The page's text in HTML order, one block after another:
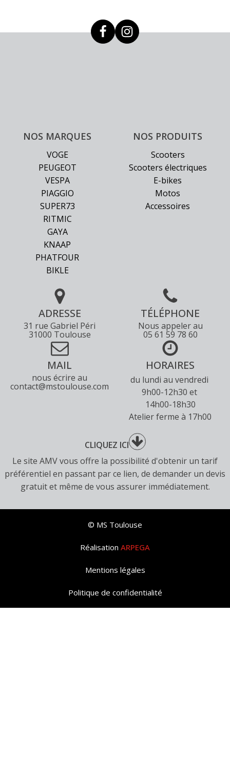
la
NOS MARQUES
VOGE
PEUGEOT
VESPA
PIAGGIO
SUPER73
RITMIC
GAYA
KNAAP
PHATFOUR
BIKLE
NOS PRODUITS
Scooters
Scooters électriques
E-bikes
Motos
Accessoires
ADRESSE
31 rue Gabriel Péri
31000 Toulouse
TÉLÉPHONE
Nous appeler au
05 61 59 78 60
MAIL
nous écrire au
contact@mstoulouse.com
HORAIRES
du lundi au vendredi
9h00-12h30 et
14h00-18h30
Atelier ferme à 17h00
CLIQUEZ ICI
Le site AMV vous offre la possibilité d'obtenir un tarif
préférentiel en passant par ce lien, de demander un devis
gratuit et même de vous assurer immédiatement.
© MS Toulouse
Réalisation ARPEGA
Mentions légales
Politique de confidentialité